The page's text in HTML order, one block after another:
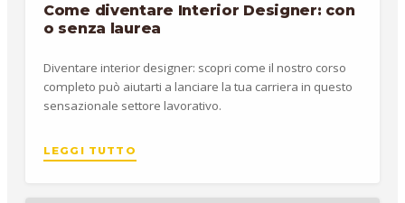
Come diventare Interior Designer: con
o senza laurea
Diventare interior designer: scopri come il nostro corso
completo può aiutarti a lanciare la tua carriera in questo
sensazionale settore lavorativo.
LEGGI TUTTO